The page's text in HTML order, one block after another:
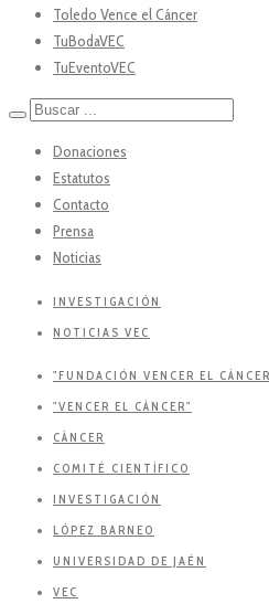
Toledo Vence el Cáncer
TuBodaVEC
TuEventoVEC
Donaciones
Estatutos
Contacto
Prensa
Noticias
INVESTIGACIÓN
NOTICIAS VEC
"FUNDACIÓN VENCER EL
"VENCER EL CÁNCER"
CÁNCER
COMITÉ CIENTÍFICO
INVESTIGACIÓN
LÓPEZ BARNEO
UNIVERSIDAD DE JAÉN
VEC